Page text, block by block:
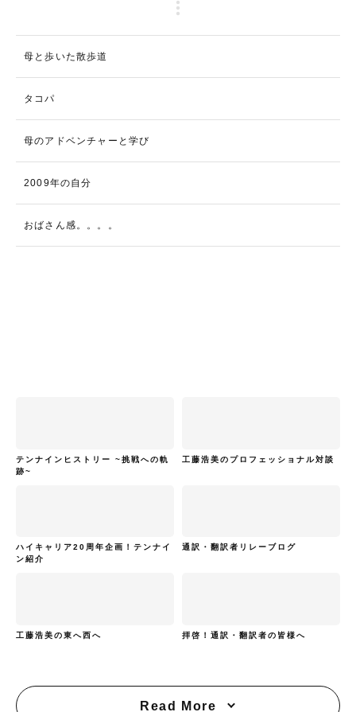
母と歩いた散歩道
タコパ
母のアドベンチャーと学び
2009年の自分
おばさん感。。。。
テンナインヒストリー ~挑戦への軌
跡~
工藤浩美のプロフェッショナル対談
ハイキャリア20周年企画！テンナイ
ン紹介
通訳・翻訳者リレーブログ
工藤浩美の東へ西へ 拝啓！通訳・翻訳者の皆様へ
Read More